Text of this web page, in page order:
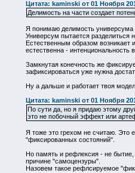
Цитата: kaminski от 01 Ноября
Делимость на части создает
Я понимаю делимость универсума
Универсум пытается разделиться
Естественным образом возникает
естественна -
Замкнутая конечность же
зафиксироваться уже нужна
Ну а дальше и работает твоя
Цитата: kaminski от 01 Ноября
По сути да, но я придаю этому
это не побочный эффект или
Я тоже это грехом не считаю. Это
"фиксированных состояний".
Но память и рефлексия - не бытие,
причине "самоцензуры".
Назовем такое рефлсируемое